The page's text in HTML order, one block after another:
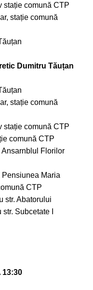
stație comună CTP
stație comună
Dumitru Tăuțan
stație comună
stație comună CTP
comună CTP
Ansarnblul Florilor
Pensiunea Maria
CTP
str. Abatorului
Subcetate I
13:30